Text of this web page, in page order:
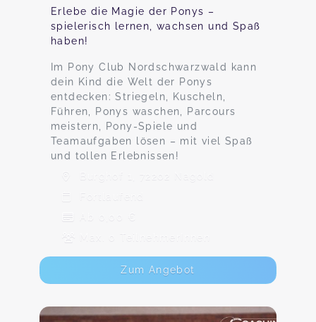
Erlebe die Magie der Ponys –
spielerisch lernen, wachsen und Spaß
haben!
Im Pony Club Nordschwarzwald kann
dein Kind die Welt der Ponys
entdecken: Striegeln, Kuscheln,
Führen, Ponys waschen, Parcours
meistern, Pony-Spiele und
Teamaufgaben lösen – mit viel Spaß
und tollen Erlebnissen!
Burghof 1, 72202 Nagold
Fortlaufend
Ab 0,00 €
Max. 0 TeilnehmerInnen
Zum Angebot